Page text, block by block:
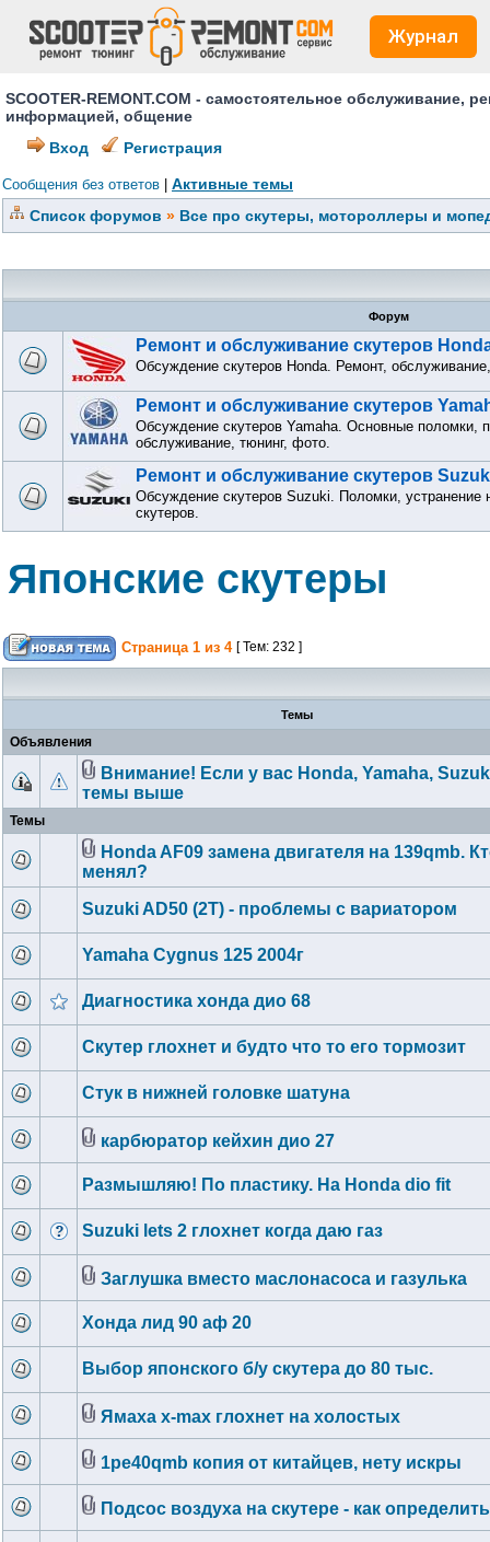
Журнал
SCOOTER-REMONT.COM - самостоятельное
информацией, общение
Вход
Регистрация
Сообщения без ответов
Активные темы
Список форумов » Все про скутеры, мотороллеры и
Форум
Ремонт и обслуживание скутеров
Обсуждение скутеров Honda. Ремонт,
Ремонт и обслуживание скутеров
Обсуждение скутеров Yamaha. Основные поломки,
обслуживание, тюнинг, фото.
Ремонт и обслуживание скутеров
Обсуждение скутеров Suzuki. Поломки, устранение
скутеров.
Японские скутеры
Страница 1 из 4 [ Тем: 232 ]
Темы
Объявления
Внимание! Если у вас Honda, Yamaha,
темы выше
Темы
Honda AF09 замена двигателя на 139qmb.
менял?
Suzuki AD50 (2T) - проблемы с вариатором
Yamaha Cygnus 125 2004г
Диагностика хонда дио 68
Скутер глохнет и будто что то его тормозит
Стук в нижней головке шатуна
карбюратор кейхин дио 27
Размышляю! По пластику. На Honda dio fit
Suzuki lets 2 глохнет когда даю газ
Заглушка вместо маслонасоса и газулька
Хонда лид 90 аф 20
Выбор японского б/у скутера до 80 тыс.
Ямаха x-max глохнет на холостых
1pe40qmb копия от китайцев, нету искры
Подсос воздуха на скутере - как